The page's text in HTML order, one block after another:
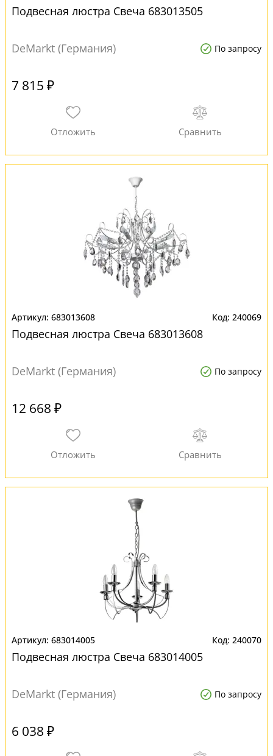
Подвесная люстра Свеча 683013505
DeMarkt (Германия) По запросу
7 815 ₽
683013608 240069
Подвесная люстра Свеча 683013608
DeMarkt (Германия) По запросу
12 668 ₽
683014005 240070
Подвесная люстра Свеча 683014005
DeMarkt (Германия) По запросу
6 038 ₽